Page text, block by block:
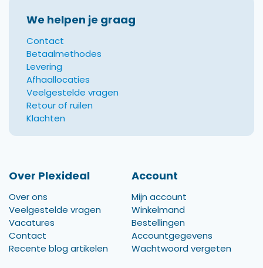
We helpen je graag
Contact
Betaalmethodes
Levering
Afhaallocaties
Veelgestelde vragen
Retour of ruilen
Klachten
Over Plexideal
Over ons
Veelgestelde vragen
Vacatures
Contact
Recente blog artikelen
Account
Mijn account
Winkelmand
Bestellingen
Accountgegevens
Wachtwoord vergeten